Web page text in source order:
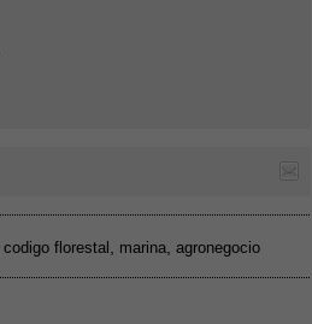
codigo florestal marina agronegocio